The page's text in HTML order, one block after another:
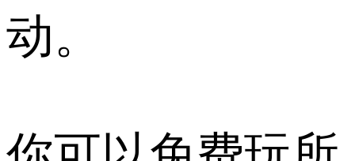
动。